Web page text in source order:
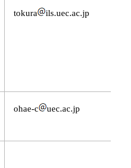
tokura ils.uec.ac.jp
ohae-c uec.ac.jp